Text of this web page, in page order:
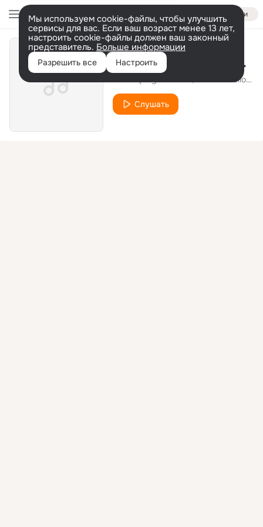
Войти
Мы используем cookie-файлы, чтобы улучшить
сервисы для вас. Если ваш возраст менее 13 лет,
настроить cookie-файлы должен ваш законный
представитель. Больше информации
Разрешить все Настроить Things Ain't Like They Used To Be
Niacin (Billy Sheehan, John Novello, Dennis Chambers)
Слушать